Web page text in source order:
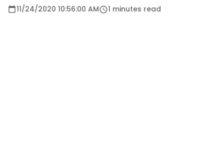
11/24/2020 10:56:00 AM 1 minutes read